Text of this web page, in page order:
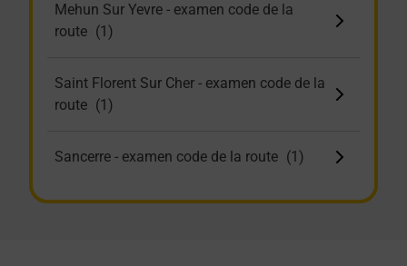
Mehun Sur Yevre - examen code de la
route
Saint Florent Sur Cher - examen code de la
route
Sancerre - examen code de la route
Sancoins - examen code de la route